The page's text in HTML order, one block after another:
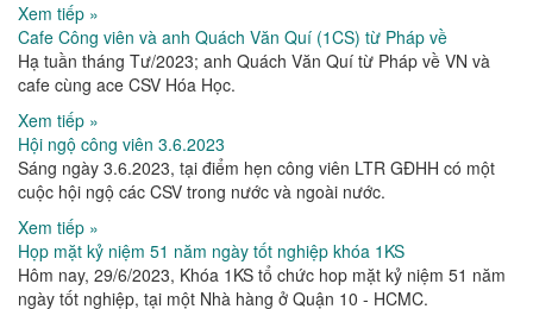
Xem tiếp »
Cafe Công viên và anh Quách Văn Quí (1CS) từ Pháp về
Hạ tuần tháng Tư/2023; anh Quách Văn Quí từ Pháp về VN và
cafe cùng ace CSV Hóa Học.
Xem tiếp »
Hội ngộ công viên 3.6.2023
Sáng ngày 3.6.2023, tại điểm hẹn công viên LTR GĐHH có một
cuộc hội ngộ các CSV trong nước và ngoài nước.
Xem tiếp »
Họp mặt kỷ niệm 51 năm ngày tốt nghiệp khóa 1KS
Hôm nay, 29/6/2023, Khóa 1KS tổ chức hop mặt kỷ niệm 51 năm
ngày tốt nghiệp, tại một Nhà hàng ở Quận 10 - HCMC.